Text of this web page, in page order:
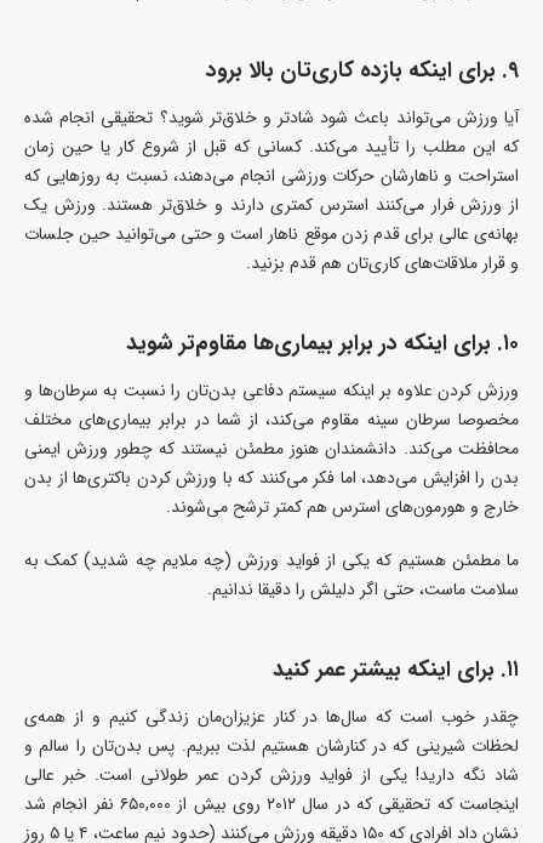
۹. برای اینکه بازده‌ کاری‌تان بالا برود
آیا ورزش می‌تواند باعث شود شادتر و خلاق‌تر شوید؟ تحقیقی انجام شده
که این مطلب را تأیید می‌کند.‌ کسانی که قبل از شروع کار یا حین زمان
استراحت و ناهارشان حرکات ورزشی انجام می‌دهند، نسبت به روزهایی که
از ورزش فرار می‌کنند استرس کمتری دارند و خلاق‌تر هستند. ورزش یک
بهانه‌ی عالی برای قدم زدن موقع ناهار است و حتی می‌توانید حین جلسات
و قرار ملاقات‌های کاری‌تان هم قدم بزنید.
۱۰. برای اینکه در برابر بیماری‌ها مقاوم‌تر شوید
ورزش کردن علاوه بر اینکه سیستم دفاعی بدن‌تان را نسبت به سرطان‌ها و
مخصوصا سرطان سینه مقاوم می‌کند، از شما در برابر بیماری‌های مختلف
محافظت می‌کند. دانشمندان هنوز مطمئن نیستند که چطور ورزش ایمنی
بدن را افزایش می‌دهد، اما فکر می‌کنند که با ورزش کردن باکتری‌ها از بدن
خارج و هورمون‌های استرس هم کمتر ترشح می‌شوند.
ما مطمئن هستیم که یکی از فواید ورزش (چه ملایم چه شدید) کمک به
سلامت ماست، حتی اگر دلیلش را دقیقا ندانیم.
۱۱. برای اینکه بیشتر عمر کنید
چقدر خوب است که سال‌ها در کنار عزیزان‌مان زندگی کنیم و از همه‌ی
لحظات شیرینی که در کنارشان هستیم لذت ببریم. پس بدن‌تان را سالم و
شاد نگه دارید! یکی از فواید ورزش کردن عمر طولانی است. خبر عالی
اینجاست که تحقیقی که در سال ۲۰۱۲ روی بیش از ۶۵۰,۰۰۰ نفر انجام شد
نشان داد افرادی که ۱۵۰ دقیقه ورزش می‌کنند (حدود نیم ساعت، ۴ یا ۵ روز